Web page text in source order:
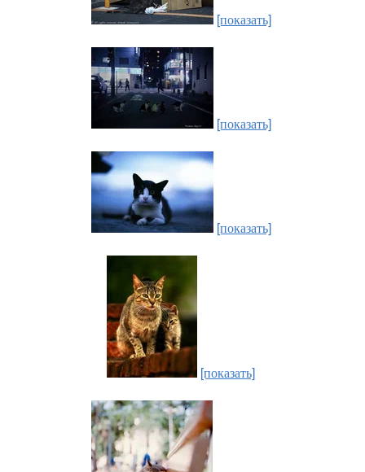
[показать]
[показать]
[показать]
[показать]